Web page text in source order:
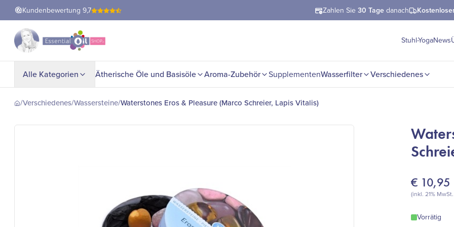
Kundenbewertung 9,7 Zahlen Sie 30 Tagedanach
Stuhl-YogaNews
Alle Kategorien Ätherische Öle und Basisöle Aroma-Zubehör SupplementenWasserfilter Verschiedenes
/Verschiedenes/Wassersteine/Waterstones Eros & Pleasure (Marco Schreier, Lapis Vitalis)
€ 10,95
(inkl. 21%
Vorrätig